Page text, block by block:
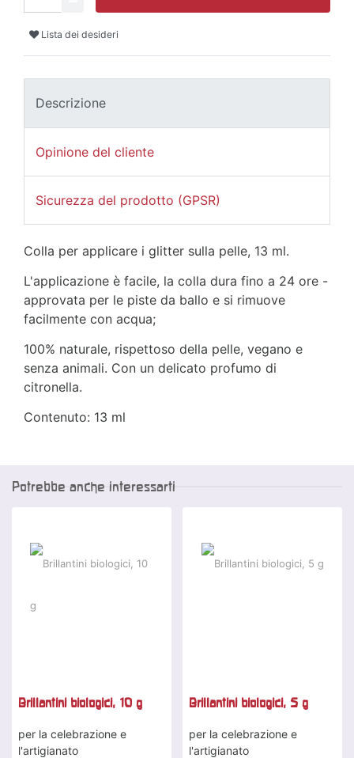
Lista dei desideri
Descrizione
Opinione del cliente
Sicurezza del prodotto (GPSR)
Colla per applicare i glitter sulla pelle, 13 ml.
L'applicazione è facile, la colla dura fino a 24 ore -
approvata per le piste da ballo e si rimuove
facilmente con acqua;
100% naturale, rispettoso della pelle, vegano e
senza animali. Con un delicato profumo di
citronella.
Contenuto: 13 ml
Potrebbe anche interessarti
Brillantini biologici, 10 g
per la celebrazione e
l'artigianato
Brillantini biologici, 5 g
per la celebrazione e
l'artigianato